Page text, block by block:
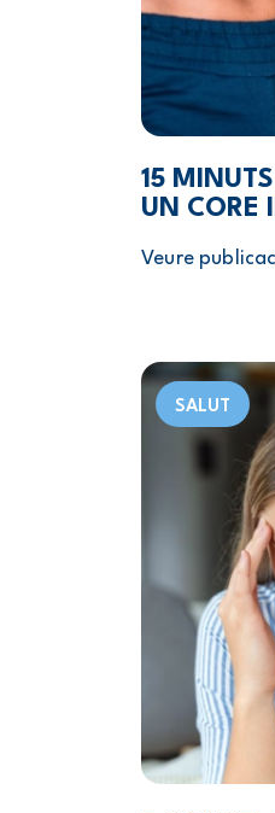
15
UN CORE
Veure
SALUT